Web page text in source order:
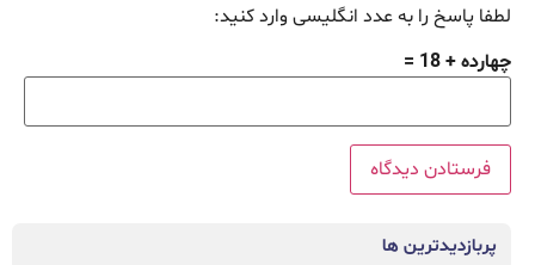
لطفا پاسخ را به عدد انگلیسی وارد کنید:
چهارده + 18 =
پربازدیدترین ها